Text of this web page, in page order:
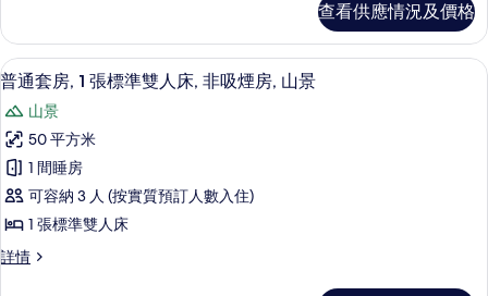
山
景
(Deluxe
/
High
Floor)
的
相
房,
山
景
(Deluxe
/
High
Floor)
詳
情
查看供應情況及價格
載
入
所
有
普
通
房,
普通套房, 1 張標準雙人床, 非吸煙房,
4
普通套房, 1 張標準雙人床, 非吸煙房, 山景
山景
50 平方米
1 間睡房
可容納 3 人 (按實質預訂人數入住)
1 張標準雙人床
詳情
普